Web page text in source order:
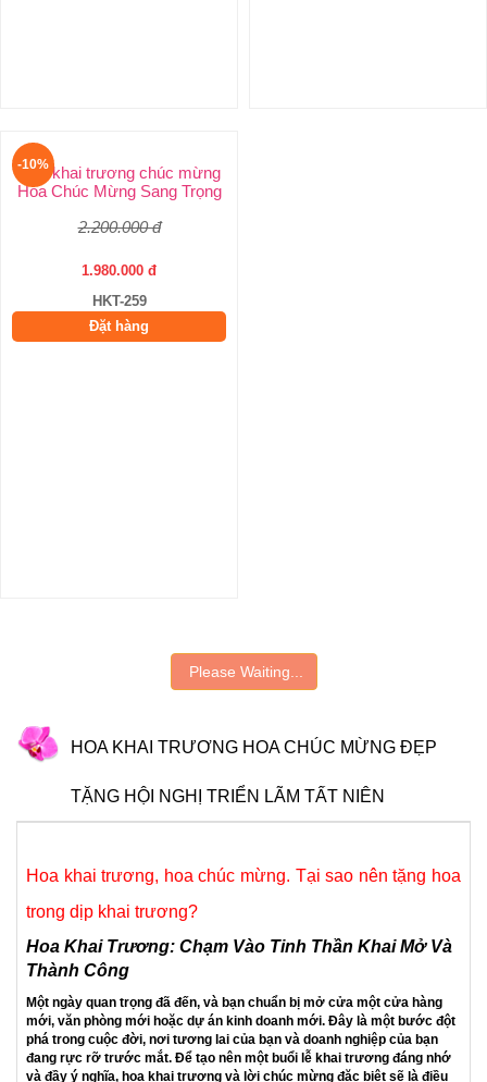
-10%
Hoa Khai Trương Giá Rẻ
Bông Khai Trương Giá Rẻ
900.000 đ
810.000 đ
HKT-261
Đặt hàng
Hoa khai trương chúc mừng
Hoa Chúc Mừng Sang Trọng
HKT-259